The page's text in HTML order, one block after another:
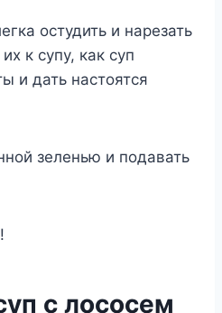
остудить и нарезать
к супу, как суп
и дать настоятся
зеленью и подавать
с лососем